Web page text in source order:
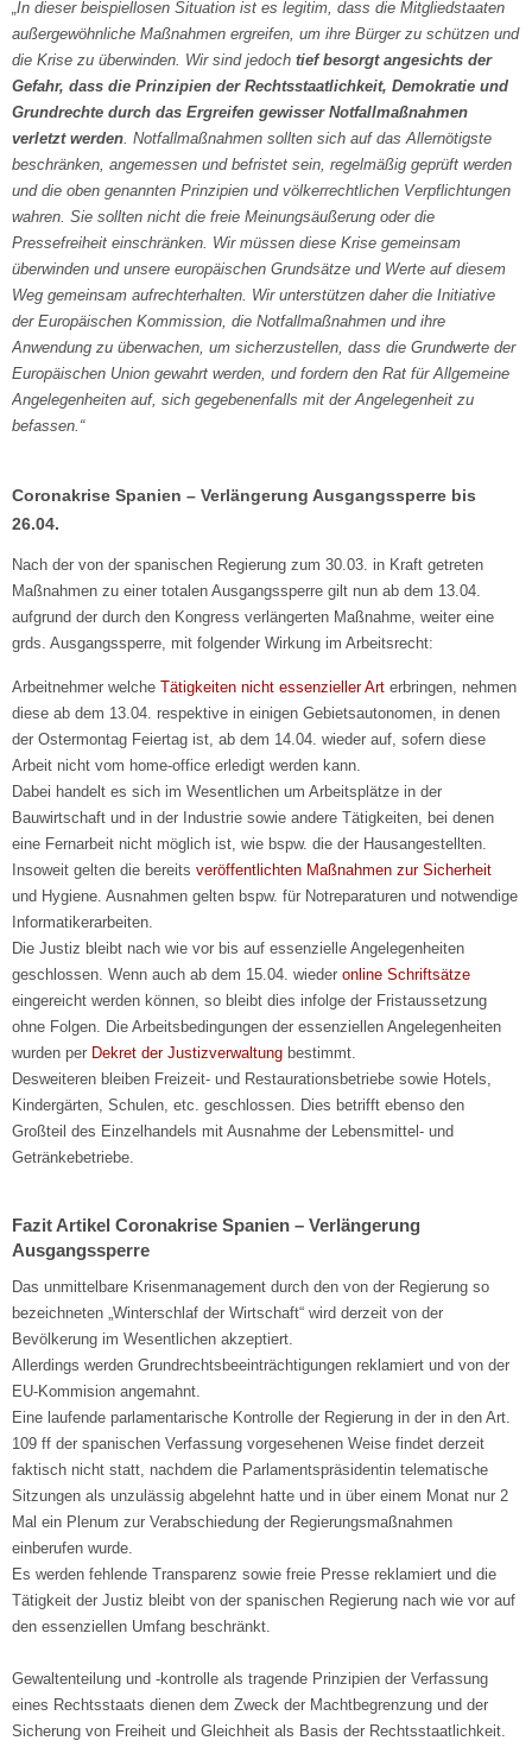
„In dieser beispiellosen Situation ist es legitim, dass die Mitgliedstaaten
außergewöhnliche Maßnahmen ergreifen, um ihre Bürger zu schützen und
die Krise zu überwinden. Wir sind jedoch tief besorgt angesichts der
Gefahr, dass die Prinzipien der Rechtsstaatlichkeit, Demokratie und
Grundrechte durch das Ergreifen gewisser Notfallmaßnahmen
verletzt werden. Notfallmaßnahmen sollten sich auf das Allernötigste
beschränken, angemessen und befristet sein, regelmäßig geprüft werden
und die oben genannten Prinzipien und völkerrechtlichen Verpflichtungen
wahren. Sie sollten nicht die freie Meinungsäußerung oder die
Pressefreiheit einschränken. Wir müssen diese Krise gemeinsam
überwinden und unsere europäischen Grundsätze und Werte auf diesem
Weg gemeinsam aufrechterhalten. Wir unterstützen daher die Initiative
der Europäischen Kommission, die Notfallmaßnahmen und ihre
Anwendung zu überwachen, um sicherzustellen, dass die Grundwerte der
Europäischen Union gewahrt werden, und fordern den Rat für Allgemeine
Angelegenheiten auf, sich gegebenenfalls mit der Angelegenheit zu
befassen.“
Coronakrise Spanien – Verlängerung Ausgangssperre bis
26.04.
Nach der von der spanischen Regierung zum 30.03. in Kraft getreten
Maßnahmen zu einer totalen Ausgangssperre gilt nun ab dem 13.04.
aufgrund der durch den Kongress verlängerten Maßnahme, weiter eine
grds. Ausgangssperre, mit folgender Wirkung im Arbeitsrecht:
Arbeitnehmer welche Tätigkeiten nicht essenzieller Art erbringen, nehmen
diese ab dem 13.04. respektive in einigen Gebietsautonomen, in denen
der Ostermontag Feiertag ist, ab dem 14.04. wieder auf, sofern diese
Arbeit nicht vom home-office erledigt werden kann.
Dabei handelt es sich im Wesentlichen um Arbeitsplätze in der
Bauwirtschaft und in der Industrie sowie andere Tätigkeiten, bei denen
eine Fernarbeit nicht möglich ist, wie bspw. die der Hausangestellten.
Insoweit gelten die bereits veröffentlichten Maßnahmen zur Sicherheit
und Hygiene. Ausnahmen gelten bspw. für Notreparaturen und notwendige
Informatikerarbeiten.
Die Justiz bleibt nach wie vor bis auf essenzielle Angelegenheiten
geschlossen. Wenn auch ab dem 15.04. wieder online Schriftsätze
eingereicht werden können, so bleibt dies infolge der Fristaussetzung
ohne Folgen. Die Arbeitsbedingungen der essenziellen Angelegenheiten
wurden per Dekret der Justizverwaltung bestimmt.
Desweiteren bleiben Freizeit- und Restaurationsbetriebe sowie Hotels,
Kindergärten, Schulen, etc. geschlossen. Dies betrifft ebenso den
Großteil des Einzelhandels mit Ausnahme der Lebensmittel- und
Getränkebetriebe.
Fazit Artikel Coronakrise Spanien – Verlängerung
Ausgangssperre
Das unmittelbare Krisenmanagement durch den von der Regierung so
bezeichneten „Winterschlaf der Wirtschaft“ wird derzeit von der
Bevölkerung im Wesentlichen akzeptiert.
Allerdings werden Grundrechtsbeeinträchtigungen reklamiert und von der
EU-Kommision angemahnt.
Eine laufende parlamentarische Kontrolle der Regierung in der in den Art.
109 ff der spanischen Verfassung vorgesehenen Weise findet derzeit
faktisch nicht statt, nachdem die Parlamentspräsidentin telematische
Sitzungen als unzulässig abgelehnt hatte und in über einem Monat nur 2
Mal ein Plenum zur Verabschiedung der Regierungsmaßnahmen
einberufen wurde.
Es werden fehlende Transparenz sowie freie Presse reklamiert und die
Tätigkeit der Justiz bleibt von der spanischen Regierung nach wie vor auf
den essenziellen Umfang beschränkt.
Gewaltenteilung und -kontrolle als tragende Prinzipien der Verfassung
eines Rechtsstaats dienen dem Zweck der Machtbegrenzung und der
Sicherung von Freiheit und Gleichheit als Basis der Rechtsstaatlichkeit.